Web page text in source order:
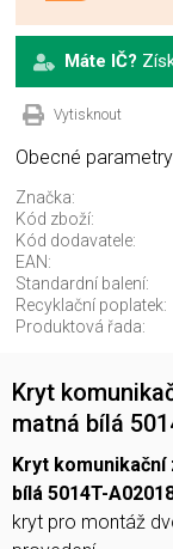
Máte IČ?
Vytisknout
Obecné parametry
Značka:
Kód zboží:
Kód dodavatele:
EAN:
Standardní balení:
Recyklační poplatek:
Produktová řada:
Kryt
matná bílá
Kryt komunikační
bílá 5014T-
kryt pro montáž